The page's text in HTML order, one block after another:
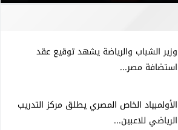
وزير الشباب والرياضة يشهد توقيع عقد
استضافة مصر...
الأولمبياد الخاص المصري يطلق مركز التدريب
الرياضي للاعبين...